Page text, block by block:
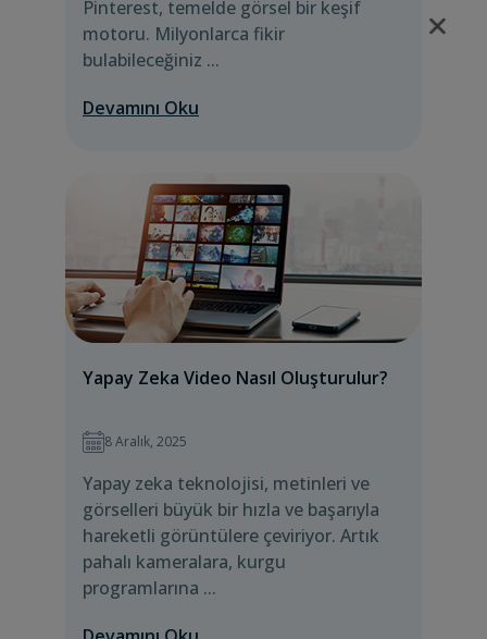
Pinterest, temelde görsel bir keşif
motoru. Milyonlarca fikir
bulabileceğiniz ...
Devamını Oku
Yapay Zeka Video Nasıl Oluşturulur?
8 Aralık, 2025
Yapay zeka teknolojisi, metinleri ve
görselleri büyük bir hızla ve başarıyla
hareketli görüntülere çeviriyor. Artık
pahalı kameralara, kurgu
programlarına ...